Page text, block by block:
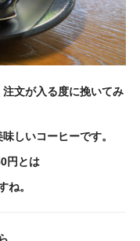
文が入る度に挽いてみ
しいコーヒーです。
円とは
ね。